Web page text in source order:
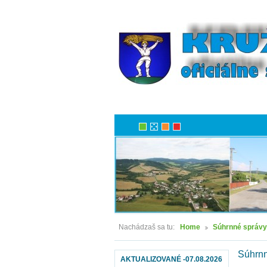
Nachádzaš sa tu: Home Súhrnné správy
AKTUALIZOVANÉ -07.08.2026